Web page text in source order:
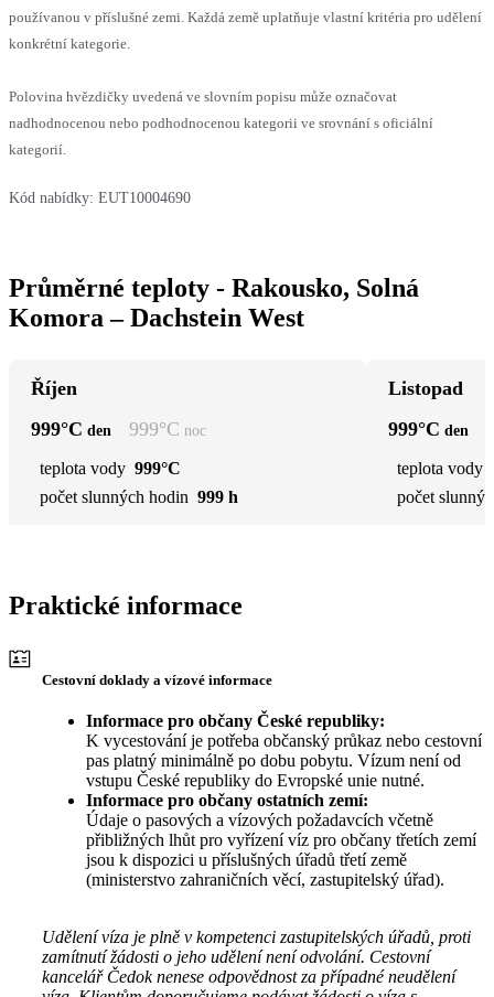
používanou v příslušné zemi. Každá země uplatňuje vlastní kritéria pro udělení
konkrétní kategorie.
Polovina hvězdičky uvedená ve slovním popisu může označovat
nadhodnocenou nebo podhodnocenou kategorii ve srovnání s oficiální
kategorií.
Kód nabídky: EUT10004690
Průměrné teploty - Rakousko, Solná
Komora – Dachstein West
Říjen
999°C den 999°C noc
teplota vody 999°C
počet slunných hodin 999 h
Listopad
999°C den
teplota vody
počet
Praktické informace
Cestovní doklady a vízové informace
Informace pro občany České republiky:
K vycestování je potřeba občanský průkaz nebo cestovní
pas platný minimálně po dobu pobytu. Vízum není od
vstupu České republiky do Evropské unie nutné.
Informace pro občany ostatních zemí:
Údaje o pasových a vízových požadavcích včetně
přibližných lhůt pro vyřízení víz pro občany třetích zemí
jsou k dispozici u příslušných úřadů třetí země
(ministerstvo zahraničních věcí, zastupitelský úřad).
Udělení víza je plně v kompetenci zastupitelských úřadů, proti
zamítnutí žádosti o jeho udělení není odvolání. Cestovní
kancelář Čedok nenese odpovědnost za případné neudělení